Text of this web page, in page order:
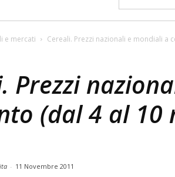
e mercati Cereali. Prezzi nazionali e mondiali a
Prezzi
(dal 4 al 10
- 11 Novembre 2011